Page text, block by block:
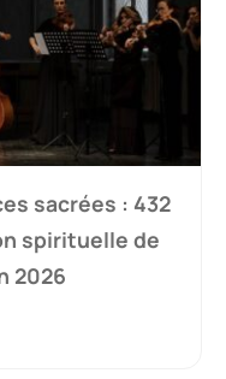
sacrées : 432
spirituelle de
2026